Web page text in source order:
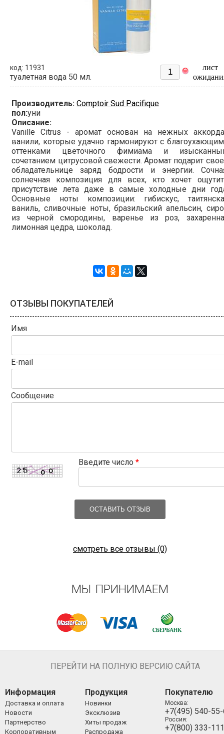
код: 11931
туалетная вода 50 мл.
лист
Производитель: Comptoir Sud Pacifique
пол:уни
Описание:
Vanille Citrus - аромат основан на нежных
ванили, которые удачно гармонируют с
оттенками цветочного фимиама и
сочетанием цитрусовой свежести. Аромат подарит
обладательнице заряд бодрости и энергии.
солнечная композиция для всех, кто хочет
присутствие лета даже в самые холодные дни
Основные ноты композиции: гибискус,
ваниль, сливочные ноты, бразильский апельсин,
из черной смородины, варенье из роз,
лимонная цедра, шоколад.
ОТЗЫВЫ ПОКУПАТЕЛЕЙ
Имя
E-mail
Сообщение
Введите число *
ОСТАВИТЬ ОТЗЫВ
смотреть все отзывы (0)
МЫ ПРИНИМАЕМ
ПЕРЕЙТИ НА ПОЛНУЮ ВЕРСИЮ САЙТА
Информация
Доставка и оплата
Новости
Партнерство
Корпоративным
Продукция
Новинки
Эксклюзив
Хиты продаж
Распродажа
Покупателю
Москва:
+7(495) 540-
Россия:
+7(800) 333-